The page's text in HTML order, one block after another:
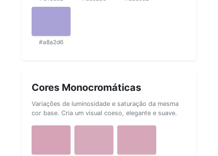
#a8a2d6
Cores Monocromáticas
Variações de luminosidade e saturação da mesma
cor base. Cria um visual coeso, elegante e suave.